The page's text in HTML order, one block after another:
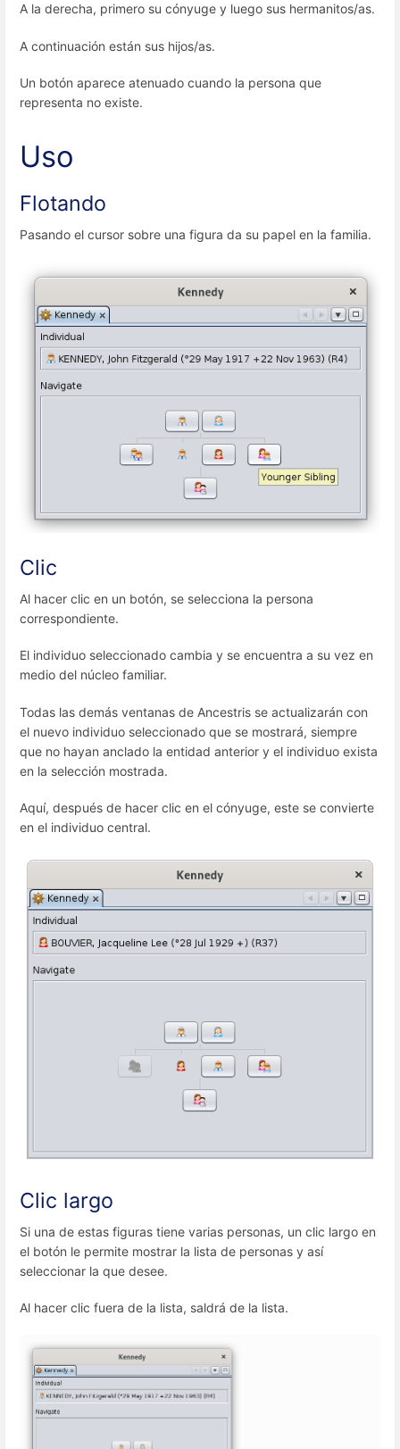
A la derecha, primero su cónyuge y luego sus hermanitos/as.
A continuación están sus hijos/as.
Un botón aparece atenuado cuando la persona que
representa no existe.
Uso
Flotando
Pasando el cursor sobre una figura da su papel en la familia.
Clic
Al hacer clic en un botón, se selecciona la persona
correspondiente.
El individuo seleccionado cambia y se encuentra a su vez en
medio del núcleo familiar.
Todas las demás ventanas de Ancestris se actualizarán con
el nuevo individuo seleccionado que se mostrará, siempre
que no hayan anclado la entidad anterior y el individuo exista
en la selección mostrada.
Aquí, después de hacer clic en el cónyuge, este se convierte
en el individuo central.
Clic largo
Si una de estas figuras tiene varias personas, un clic largo en
el botón le permite mostrar la lista de personas y así
seleccionar la que desee.
Al hacer clic fuera de la lista, saldrá de la lista.